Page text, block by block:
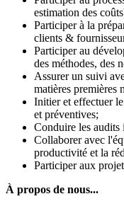
estimation des
Participer à la
clients &
Participer au
des méthodes, des
Assurer un suivi
matières premières
Initier et effectuer
et préventives;
Conduire les audits
Collaborer avec
productivité et la
Participer aux
À propos de nous...